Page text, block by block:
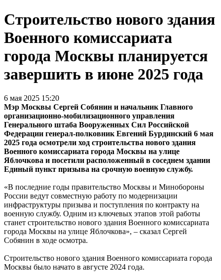
Строительство нового здания
Военного комиссариата
города Москвы планируется
завершить в июне 2025 года
6 мая 2025 15:20
Мэр Москвы Сергей Собянин и начальник Главного
организационно-мобилизационного управления
Генерального штаба Вооруженных Сил Российской
Федерации генерал-полковник Евгений Бурдинский 6 мая
2025 года осмотрели ход строительства нового здания
Военного комиссариата города Москвы на улице
Яблочкова и посетили расположенный в соседнем здании
Единый пункт призыва на срочную военную службу.
«В последние годы правительство Москвы и Минобороны
России ведут совместную работу по модернизации
инфраструктуры призыва и поступления по контракту на
военную службу. Одним из ключевых этапов этой работы
станет строительство нового здания Военного комиссариата
города Москвы на улице Яблочкова», – сказал Сергей
Собянин в ходе осмотра.
Строительство нового здания Военного комиссариата города
Москвы было начато в августе 2024 года.